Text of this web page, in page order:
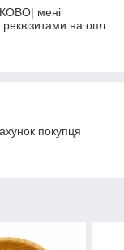
мені
на опл
покупця